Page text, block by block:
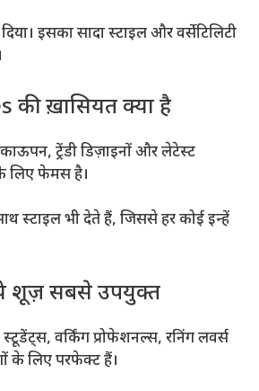
इसका सादा स्टाइल और वर्सेटिलिटी
की ख़ासियत क्या है
ट्रेंडी डिज़ाइनों और लेटेस्ट
लिए फेमस है।
स्टाइल भी देते हैं, जिससे हर कोई इन्हें
शूज़ सबसे उपयुक्त
वर्किंग प्रोफेशनल्स, रनिंग लवर्स
के लिए परफेक्ट हैं।